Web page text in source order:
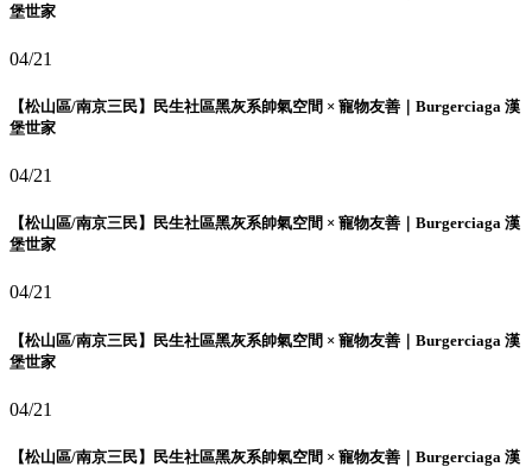
堡世家
04/21
【松山區/南京三民】民生社區黑灰系帥氣空間 × 寵物友善｜Burgerciaga 漢
堡世家
04/21
【松山區/南京三民】民生社區黑灰系帥氣空間 × 寵物友善｜Burgerciaga 漢
堡世家
04/21
【松山區/南京三民】民生社區黑灰系帥氣空間 × 寵物友善｜Burgerciaga 漢
堡世家
04/21
【松山區/南京三民】民生社區黑灰系帥氣空間 × 寵物友善｜Burgerciaga 漢